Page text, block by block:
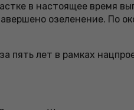
в настоящее время
озеленение. По
пять лет в рамках